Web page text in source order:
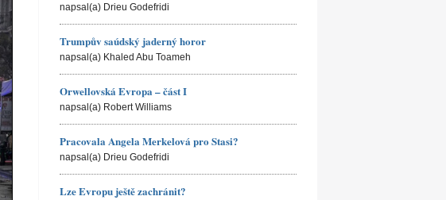
napsal(a) Drieu Godefridi
Trumpův saúdský jaderný horor
napsal(a) Khaled Abu Toameh
Orwellovská Evropa – část I
napsal(a) Robert Williams
Pracovala Angela Merkelová pro Stasi?
napsal(a) Drieu Godefridi
Lze Evropu ještě zachránit?